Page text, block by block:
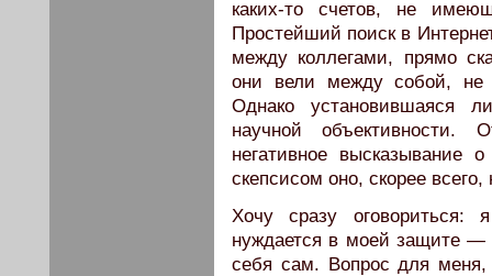
каких-то счетов, не
Простейший поиск в
между коллегами, прямо
они вели между собой, не
Однако установившаяся
научной
негативное высказывание
скепсисом оно, скорее
Хочу сразу
нуждается в моей защите —
себя сам. Вопрос для меня,